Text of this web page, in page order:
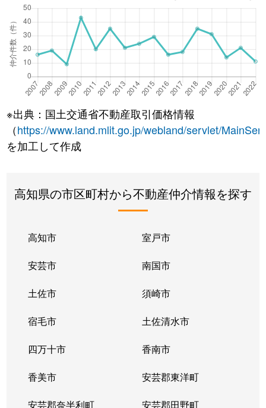
※出典：国土交通省不動産取引価格情報
（https://www.land.mlit.go.jp/webland/servlet/
を加工して作成
高知県の市区町村から不動産仲介情報を探す
高知市 室戸市
安芸市 南国市
土佐市 須崎市
宿毛市 土佐清水市
四万十市 香南市
香美市 安芸郡東洋町
安芸郡奈半利町 安芸郡田野町